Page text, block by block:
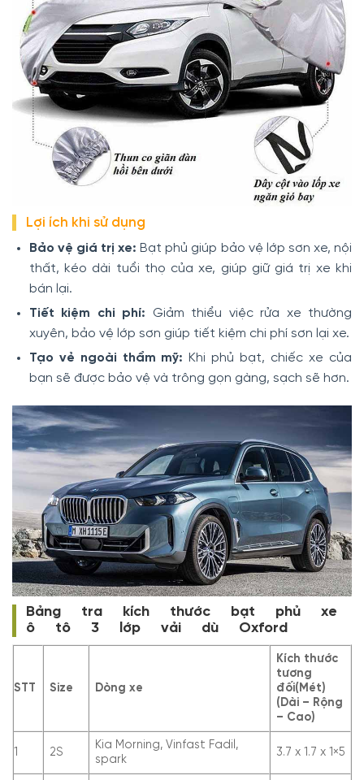
Lợi ích khi sử dụng
Bảo vệ giá trị xe: Bạt phủ giúp bảo vệ lớp sơn xe, nội
thất, kéo dài tuổi thọ của xe, giúp giữ giá trị xe khi
bán lại.
Tiết kiệm chi phí: Giảm thiểu việc rửa xe thường
xuyên, bảo vệ lớp sơn giúp tiết kiệm chi phí sơn lại xe.
Tạo vẻ ngoài thẩm mỹ: Khi phủ bạt, chiếc xe của
bạn sẽ được bảo vệ và trông gọn gàng, sạch sẽ hơn.
Bảng tra kích thước bạt phủ xe
ô tô 3 lớp vải dù Oxford
STT Size Dòng xe
Kích thước
tương
đối(Mét)
(Dài – Rộng
– Cao)
1 2S
Kia Morning, Vinfast Fadil,
spark
3.7 x 1.7 x 1×5